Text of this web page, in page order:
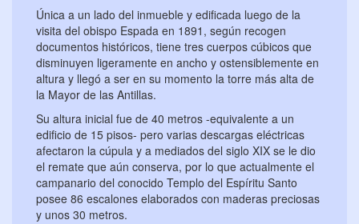
Única a un lado del inmueble y edificada luego de la
visita del obispo Espada en 1891, según recogen
documentos históricos, tiene tres cuerpos cúbicos que
disminuyen ligeramente en ancho y ostensiblemente en
altura y llegó a ser en su momento la torre más alta de
la Mayor de las Antillas.
Su altura inicial fue de 40 metros -equivalente a un
edificio de 15 pisos- pero varias descargas eléctricas
afectaron la cúpula y a mediados del siglo XIX se le dio
el remate que aún conserva, por lo que actualmente el
campanario del conocido Templo del Espíritu Santo
posee 86 escalones elaborados con maderas preciosas
y unos 30 metros.